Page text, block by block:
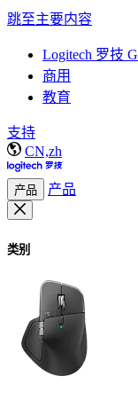
跳至主要内容
Logitech 罗技 G
商用
教育
支持
CN,zh
产品 产品
类别